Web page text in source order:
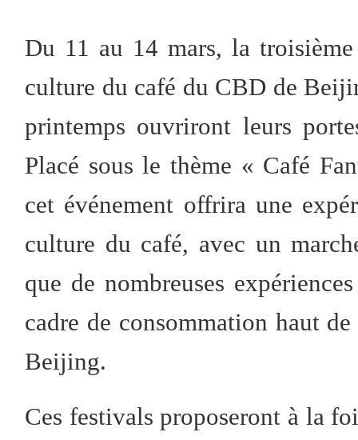
Du 11 au 14 mars, la
culture du café du CBD de
printemps ouvriront leurs
Placé sous le thème « Café
cet événement offrira une
culture du café, avec un
que de nombreuses
cadre de consommation haut
Beijing.
Ces festivals proposeront à la